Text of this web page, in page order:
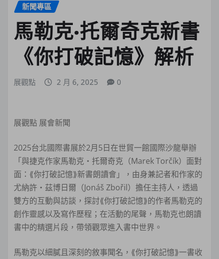
新聞專區
馬勒克·托爾奇克新書
《你打破記憶》解析
展觀點 2 月 6, 2025 0
展觀點 展會新聞
2025台北國際書展於2月5日在世貿一館國際沙龍舉辦
「與捷克作家馬勒克・托爾奇克（Marek Torčík）面對
面：⟪你打破記憶⟫新書朗讀會」，由身兼記者和作家的
尤納許・茲博日爾（Jonáš Zbořil）擔任主持人，透過
雙方的互動與訪談，探討⟪你打破記憶⟫的作者馬勒克的
創作靈感以及寫作歷程；在活動的尾聲，馬勒克也朗讀
書中的精選片段，帶領觀眾進入書中世界。
馬勒克以細膩且深刻的敘事聞名，⟪你打破記憶⟫一書收